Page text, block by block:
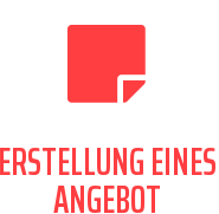
ERSTELLUNG EINES
ANGEBOT